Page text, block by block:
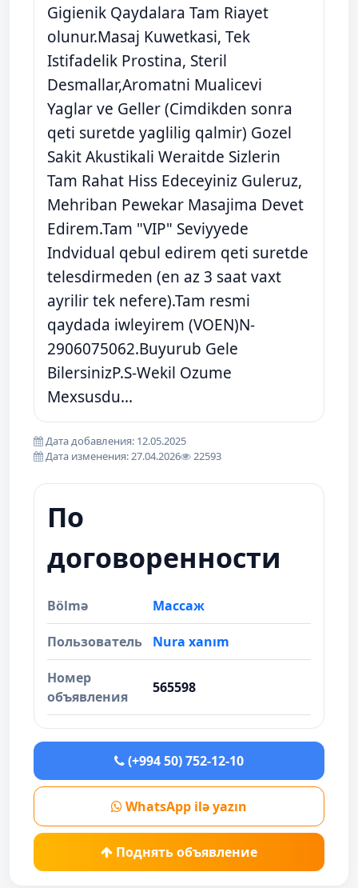
Gigienik Qaydalara Tam Riayet
olunur.Masaj Kuwetkasi, Tek
Istifadelik Prostina, Steril
Desmallar,Aromatni Mualicevi
Yaglar ve Geller (Cimdikden sonra
qeti suretde yaglilig qalmir) Gozel
Sakit Akustikali Weraitde Sizlerin
Tam Rahat Hiss Edeceyiniz Guleruz,
Mehriban Pewekar Masajima Devet
Edirem.Tam "VIP" Seviyyede
Indvidual qebul edirem qeti suretde
telesdirmeden (en az 3 saat vaxt
ayrilir tek nefere).Tam resmi
qaydada iwleyirem (VOEN)N-
2906075062.Buyurub Gele
BilersinizP.S-Wekil Ozume
Mexsusdu...
Дата добавления: 12.05.2025
Дата изменения: 27.04.2026
22593
По
договоренности
Bölmə Массаж
Пользователь Nura xanım
Номер
объявления
565598
(+994 50) 752-12-10
WhatsApp ilə yazın
Поднять объявление